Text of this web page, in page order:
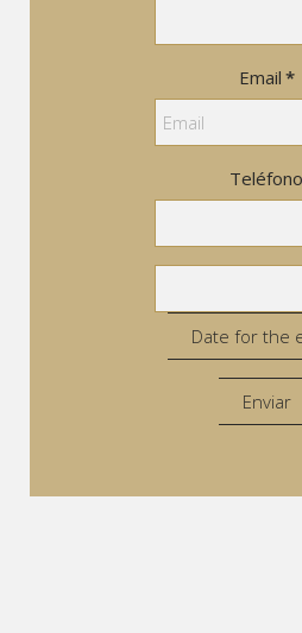
Email *
Teléfono
Date for the
Enviar